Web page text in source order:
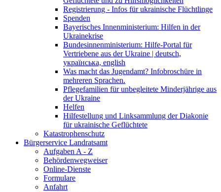
Registrierung - Infos für ukrainische Flüchtlinge
Spenden
Bayerisches Innenministerium: Hilfen in der
Ukrainekrise
Bundesinnenministerium: Hilfe-Portal für
Vertriebene aus der Ukraine | deutsch,
українська, english
Was macht das Jugendamt? Infobroschüre in
mehreren Sprachen.
Pflegefamilien für unbegleitete Minderjährige aus
der Ukraine
Helfen
Hilfestellung und Linksammlung der Diakonie
für ukrainische Geflüchtete
Katastrophenschutz
Bürgerservice Landratsamt
Aufgaben A - Z
Behördenwegweiser
Online-Dienste
Formulare
Anfahrt